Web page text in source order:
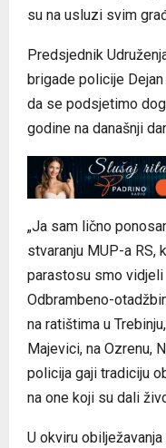
su na usluzi svim
Predsjednik
brigade policije
da se podsjetimo
godine na današnji
„Ja sam lično
stvaranju MUP-a RS,
parastosu smo
Odbrambeno-
na ratištima u
Majevici, na Ozrenu,
policija gaji tradiciju
na one koji su dali
U okviru